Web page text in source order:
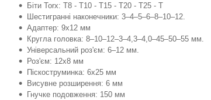
Біти Torx: T8 - T10 - T15 - T20 - T25 - T
Шестигранні наконечники: 3–4–5–6–8–10–12.
Адаптер: 9x12 мм
Кругла головка: 8–10–12–3–4,3–4,0–45–50–55 мм.
Універсальний роз'єм: 6–12 мм.
Роз'єм: 12x8 мм
Піскоструминка: 6x25 мм
Висувне розширення: 6 мм
Гнучке подовження: 150 мм